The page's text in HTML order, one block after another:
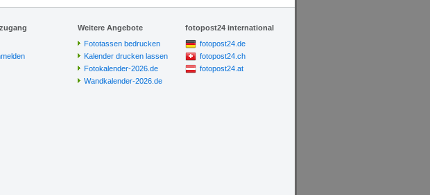
Weitere Angebote
Fototassen bedrucken
Kalender drucken lassen
Fotokalender-2026.de
Wandkalender-2026.de
fotopost24 international
fotopost24.de
fotopost24.ch
fotopost24.at